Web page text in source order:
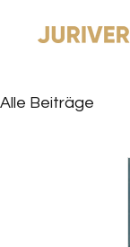
Alle Beiträge